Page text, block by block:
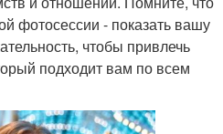
фотосессии - показать вашу
чтобы привлечь
подходит вам по всем